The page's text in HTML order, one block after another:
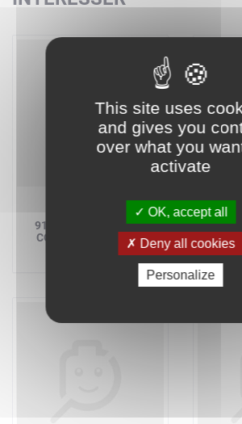
910059 - LA FRÉGATE
CORSAIRE FORTUNA
This site uses
and gives you
over what you
activate
OK, accept all
Deny all cookies
Personalize